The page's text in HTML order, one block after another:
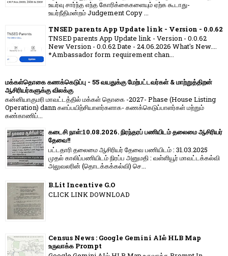
உயர்வு சார்ந்த எந்த கோரிக்கைகளையும் ஏற்க கூடாது-
உயர்நீதிமன்றம் Judgement Copy ...
TNSED parents App Update link - Version - 0.0.62
TNSED parents App Update link - Version - 0.0.62
New Version - 0.0.62 Date - 24.06.2026 What's New....
*Ambassador form requirement chan...
மக்கள்தொகை கணக்கெடுப்பு - 55 வயதுக்கு மேற்பட்டவர்கள் & மாற்றுத்திறன்
ஆசிரியர்களுக்கு விலக்கு
கன்னியாகுமரி மாவட்டத்தில் மக்கள் தொகை -2027- Phase (House Listing
Operation) dann களப்பயிற்சியாளர்களாக- கணக்கெடுப்பாளர்கள் மற்றும்
கண்காணிப்...
கடைசி நாள்:10.08.2026. நிரந்தரப் பணியிடம் தலைமை ஆசிரியர்
தேவை!!
பட்டதாரி தலைமை ஆசிரியர் தேவை பணியிடம் : 31.03.2025
முதல் காலிப்பணியிடம் நிரப்ப அனுமதி : வள்ளியூர் மாவட்டக்கல்வி
அலுவலரின் (தொடக்கக்கல்வி) செ...
B.Lit Incentive G.O
CLICK LINK DOWNLOAD
Census News : Google Gemini AIல் HLB Map
உருவாக்க Prompt